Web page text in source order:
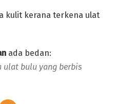
kulit kerana terkena ulat
ada bedan:
ulat bulu yang berbis